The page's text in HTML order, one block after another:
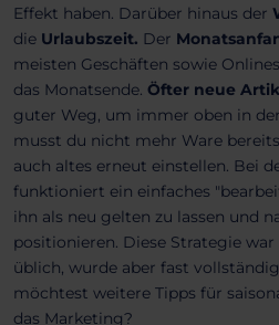
Effekt haben. Darüber hinaus der
die Urlaubszeit. Der
meisten Geschäften sowie
das Monatsende. Öfter neue
guter Weg, um immer oben in
musst du nicht mehr Ware
auch altes erneut einstellen. Bei
funktioniert ein einfaches
ihn als neu gelten zu lassen und
positionieren. Diese Strategie
üblich, wurde aber fast
möchtest weitere Tipps für
das Marketing?